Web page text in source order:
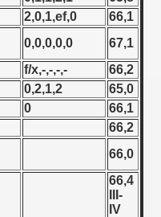
2,0,1,ef,0
66,1
0,0,0,0,0
67,1
f/x,-,-,-,-
66,2
0,2,1,2
65,0
0
66,1
66,2
66,0
66,4
III-
IV